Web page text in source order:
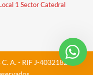
1 Sector Catedral
A. - RIF J-40321828-5 -